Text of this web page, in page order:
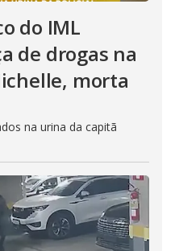
do IML
de drogas na
morta
na urina da capitã